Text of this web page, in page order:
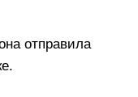
отправила